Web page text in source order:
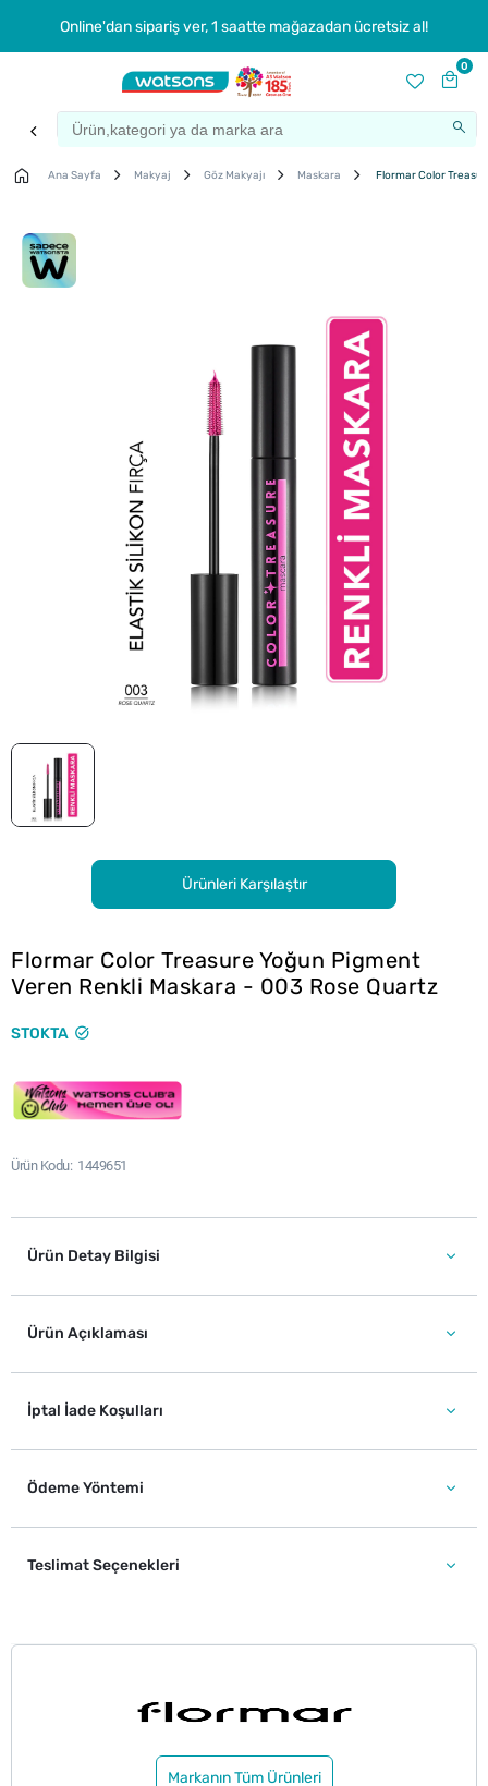
Online'dan sipariş ver, 1 saatte mağazadan ücretsiz al!
0
Ana Sayfa Makyaj Göz Makyajı Maskara Flormar Color
Ürünleri Karşılaştır
Flormar Color Treasure Yoğun Pigment
Veren Renkli Maskara - 003 Rose Quartz
STOKTA
Ürün Kodu 1449651
Ürün Detay Bilgisi
Ürün Açıklaması
İptal İade Koşulları
Ödeme Yöntemi
Teslimat Seçenekleri
Markanın Tüm Ürünleri